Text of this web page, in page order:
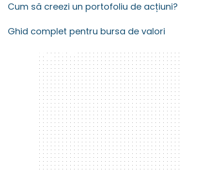
Cum să creezi un portofoliu de acțiuni?
Ghid complet pentru bursa de valori
300 x 250